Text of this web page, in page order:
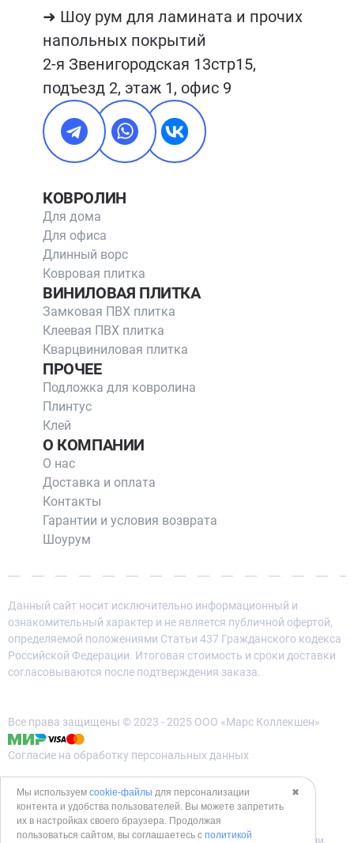
➜ Шоу рум для ламината и прочих
напольных покрытий
2-я Звенигородская 13стр15,
подъезд 2, этаж 1, офис 9
КОВРОЛИН
Для дома
Для офиса
Длинный ворс
Ковровая плитка
ВИНИЛОВАЯ ПЛИТКА
Замковая ПВХ плитка
Клеевая ПВХ плитка
Кварцвиниловая плитка
ПРОЧЕЕ
Подложка для ковролина
Плинтус
Клей
О КОМПАНИИ
О нас
Доставка и оплата
Контакты
Гарантии и условия возврата
Шоурум
Данный сайт носит исключительно информационный и
ознакомительный характер и не является публичной офертой,
определяемой положениями Статьи 437 Гражданского кодекса
Российской Федерации. Итоговая стоимость и сроки доставки
согласовываются после подтверждения заказа.
Все права защищены © 2023 - 2025 ООО «Марс Коллекшен»
Согласие на обработку персональных данных
Политика использования cookies
Согласие на обработку данных метрическими программами
✖
Мы используем cookie-файлы для персонализации
контента и удобства пользователей. Вы можете запретить
их в настройках своего браузера. Продолжая
пользоваться сайтом, вы соглашаетесь с политикой